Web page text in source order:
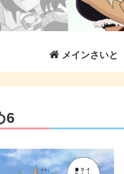
メインさいと
6